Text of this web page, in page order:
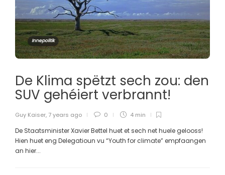
Innepolitik
De Klima spëtzt sech zou: den
SUV gehéiert verbrannt!
Guy Kaiser, 7 years ago 0 4 min
De Staatsminister Xavier Bettel huet et sech net huele gelooss!
Hien huet eng Delegatioun vu “Youth for climate” empfaangen
an hier...